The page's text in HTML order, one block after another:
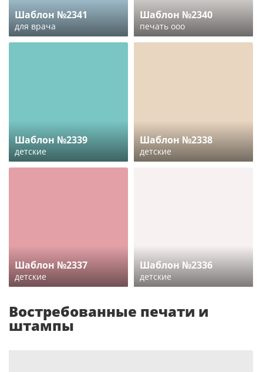
Шаблон №2341
для врача
Шаблон №2340
печать ооо
Шаблон №2339
детские
Шаблон №2338
детские
Шаблон №2337
детские
Шаблон №2336
детские
Востребованные печати и
штампы